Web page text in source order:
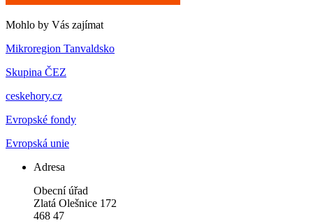
Mohlo by Vás zajímat
Mikroregion Tanvaldsko
Skupina ČEZ
ceskehory.cz
Evropské fondy
Evropská unie
Adresa
Obecní úřad
Zlatá Olešnice 172
468 47